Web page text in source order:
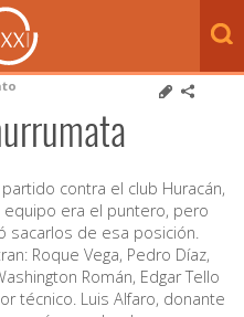
contra el club Huracán,
era el puntero, pero
sacarlos de esa posición.
Roque Vega, Pedro Díaz,
Román, Edgar Tello
técnico. Luis Alfaro, donante